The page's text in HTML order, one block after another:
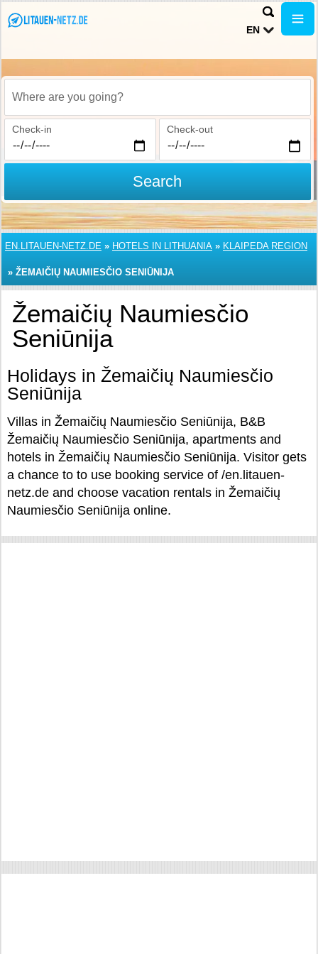
EN
Where are you going?
Check-in Check-out
Search
EN.LITAUEN-NETZ.DE » HOTELS IN LITHUANIA » KLAIPEDA REGION
» ŽEMAIČIŲ NAUMIESČIO SENIŪNIJA
Žemaičių Naumiesčio
Seniūnija
Holidays in Žemaičių Naumiesčio
Seniūnija
Villas in Žemaičių Naumiesčio Seniūnija, B&B
Žemaičių Naumiesčio Seniūnija, apartments and
hotels in Žemaičių Naumiesčio Seniūnija. Visitor gets
a chance to to use booking service of /en.litauen-
netz.de and choose vacation rentals in Žemaičių
Naumiesčio Seniūnija online.